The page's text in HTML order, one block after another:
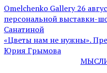
Omelchenko Gallery 26
персональной выставки-
Санатиной
«Цветы нам не нужны».
Юрия Грымова